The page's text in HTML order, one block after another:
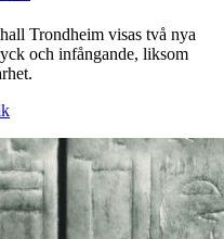
Trondheim visas två nya
och infångande, liksom